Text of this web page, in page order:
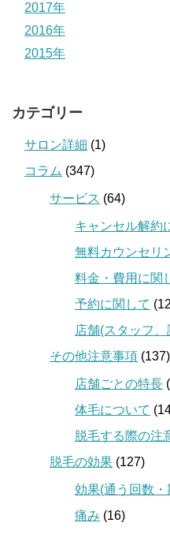
2017年
2016年
2015年
カテゴリー
サロン詳細 (1)
コラム (347)
サービス (64)
キャンセル解約
無料カウンセリ
料金・費用に関
予約に関して
店舗(スタッフ、
その他注意事項 (137)
店舗ごとの特長
体毛について
脱毛する際の注
脱毛の効果 (127)
効果(通う回数・
痛み (16)